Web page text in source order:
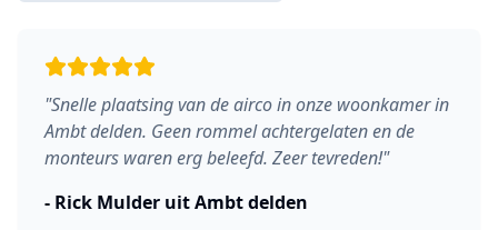
"Snelle plaatsing van de airco in onze woonkamer in
Ambt delden. Geen rommel achtergelaten en de
monteurs waren erg beleefd. Zeer tevreden!"
- Rick Mulder uitAmbt delden